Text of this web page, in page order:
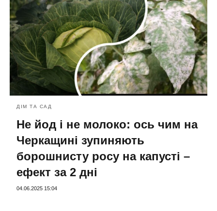
ДІМ ТА САД
Не йод і не молоко: ось чим на
Черкащині зупиняють
борошнисту росу на капусті –
ефект за 2 дні
04.06.2025 15:04